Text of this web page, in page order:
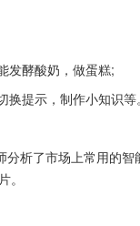
发酵酸奶，做蛋糕;
提示，制作小知识等。
分析了市场上常用的